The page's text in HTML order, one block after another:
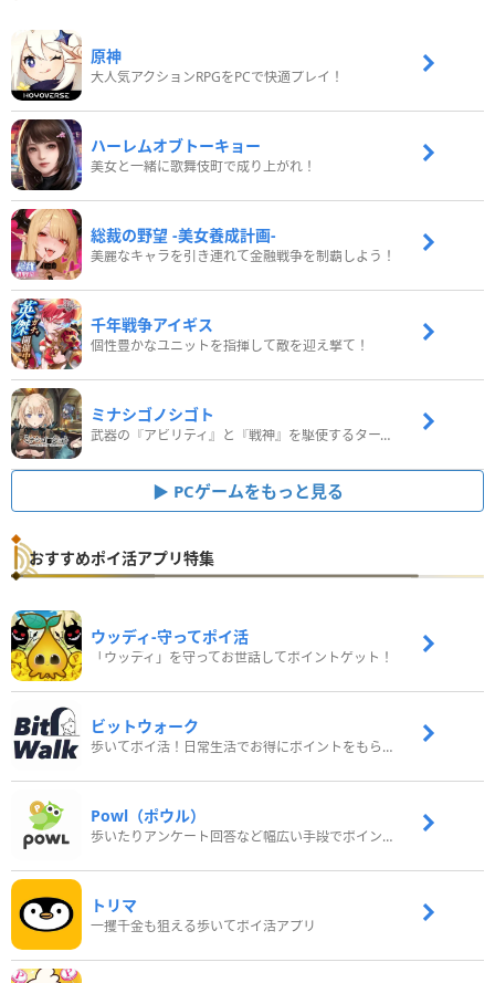
原神
大人気アクションRPGをPCで快適プレイ！
ハーレムオブトーキョー
美女と一緒に歌舞伎町で成り上がれ！
総裁の野望 -美女養成計画-
美麗なキャラを引き連れて金融戦争を制覇しよう！
千年戦争アイギス
個性豊かなユニットを指揮して敵を迎え撃て！
ミナシゴノシゴト
武器の『アビリティ』と『戦神』を駆使するターン制コマンドバトルRPG！
PCゲームをもっと見る
おすすめポイ活アプリ特集
ウッディ‐守ってポイ活
「ウッディ」を守ってお世話してポイントゲット！
ビットウォーク
歩いてポイ活！日常生活でお得にポイントをもらおう
Powl（ポウル）
歩いたりアンケート回答など幅広い手段でポイントをゲット
トリマ
一攫千金も狙える歩いてポイ活アプリ